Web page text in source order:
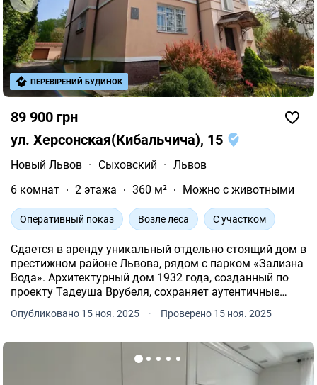
89 900 грн
ул. Херсонская(Кибальчича), 15
Новый Львов · Сыховский · Львов
6 комнат
2 этажа 360 м² Можно с животными
Оперативный показ Возле леса С участком
Сдается в аренду уникальный отдельно стоящий дом в
престижном районе Львова, рядом с парком «Зализна
Вода». Архитектурный дом 1932 года, созданный по
проекту Тадеуша Врубеля, сохраняет аутентичные
элементы межвоенного периода: эркера, балкон,
террасу и частный зеленый сад.
Опубликовано 15 ноя. 2025 · Проверено 15 ноя. 2025
ПЕРЕВІРЕНИЙ БУДИНОК